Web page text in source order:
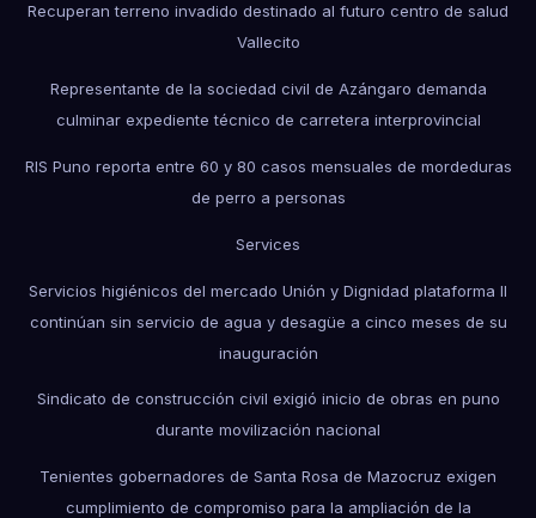
Recuperan terreno invadido destinado al futuro centro de salud
Vallecito
Representante de la sociedad civil de Azángaro demanda
culminar expediente técnico de carretera interprovincial
RIS Puno reporta entre 60 y 80 casos mensuales de mordeduras
de perro a personas
Services
Servicios higiénicos del mercado Unión y Dignidad plataforma II
continúan sin servicio de agua y desagüe a cinco meses de su
inauguración
Sindicato de construcción civil exigió inicio de obras en puno
durante movilización nacional
Tenientes gobernadores de Santa Rosa de Mazocruz exigen
cumplimiento de compromiso para la ampliación de la